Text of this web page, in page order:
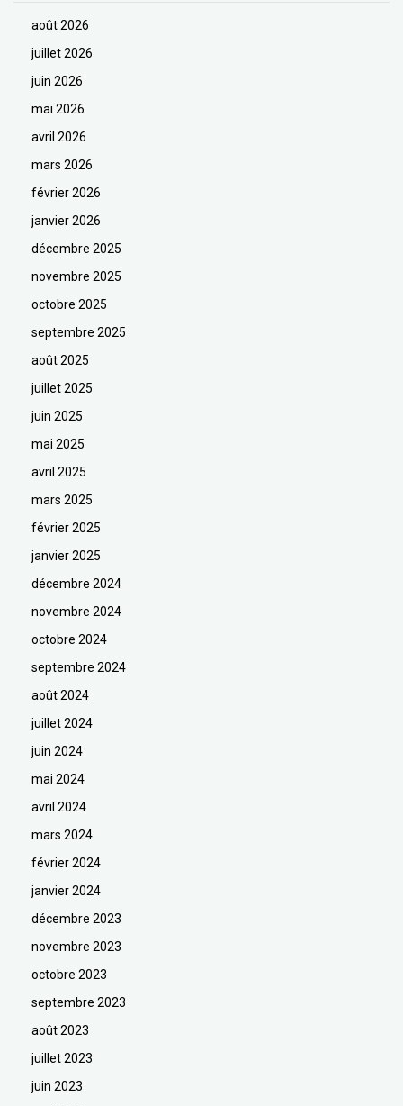
août 2026
juillet 2026
juin 2026
mai 2026
avril 2026
mars 2026
février 2026
janvier 2026
décembre 2025
novembre 2025
octobre 2025
septembre 2025
août 2025
juillet 2025
juin 2025
mai 2025
avril 2025
mars 2025
février 2025
janvier 2025
décembre 2024
novembre 2024
octobre 2024
septembre 2024
août 2024
juillet 2024
juin 2024
mai 2024
avril 2024
mars 2024
février 2024
janvier 2024
décembre 2023
novembre 2023
octobre 2023
septembre 2023
août 2023
juillet 2023
juin 2023